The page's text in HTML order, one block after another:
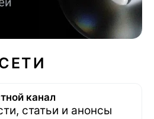
канал
статьи и анонсы